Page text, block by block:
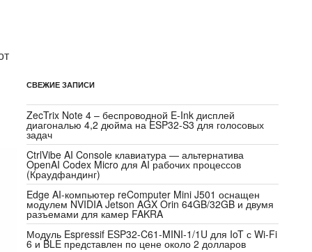
СВЕЖИЕ ЗАПИСИ
ZecTrix Note 4 – беспроводной E-Ink дисплей
диагональю 4,2 дюйма на ESP32-S3 для голосовых
задач
CtrlVibe AI Console клавиатура — альтернатива
OpenAI Codex Micro для AI рабочих процессов
(Краудфандинг)
Edge AI-компьютер reComputer Mini J501 оснащен
модулем NVIDIA Jetson AGX Orin 64GB/32GB и двумя
разъемами для камер FAKRA
Модуль Espressif ESP32-C61-MINI-1/1U для IoT с Wi-Fi
6 и BLE представлен по цене около 2 долларов